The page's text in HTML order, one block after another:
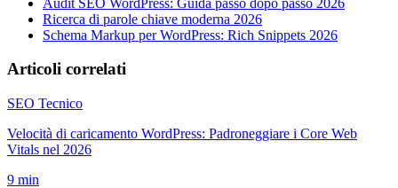
Ricerca di parole chiave moderna 2026
Schema Markup per WordPress: Rich Snippets 2026
Articoli correlati
SEO Tecnico
Velocità di caricamento WordPress: Padroneggiare i Core Web
Vitals nel 2026
9 min